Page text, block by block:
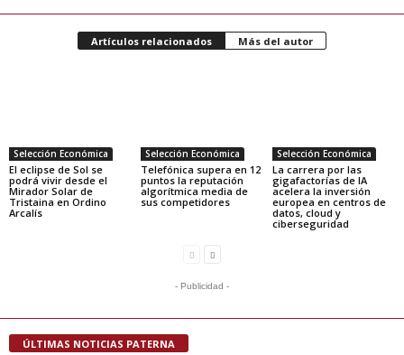
Artículos relacionados Más del autor
Selección Económica
El eclipse de Sol se
podrá vivir desde el
Mirador Solar de
Tristaina en Ordino
Arcalís
Selección Económica
Telefónica supera en 12
puntos la reputación
algorítmica media de
sus competidores
Selección Económica
La carrera por las
gigafactorías de IA
acelera la inversión
europea en centros de
datos, cloud y
ciberseguridad
- Publicidad -
ÚLTIMAS NOTICIAS PATERNA